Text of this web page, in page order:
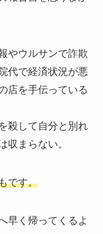
やウルサンで詐欺
代で経済状況が悪
店を手伝っている
殺して自分と別れ
収まらない。
です。
早く帰ってくるよ